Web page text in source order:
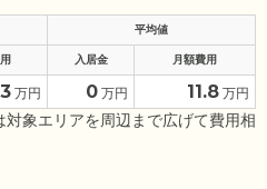
平均値
入居金 月額費用
万円 0 万円 11.8 万円
象エリアを周辺まで広げて費用相